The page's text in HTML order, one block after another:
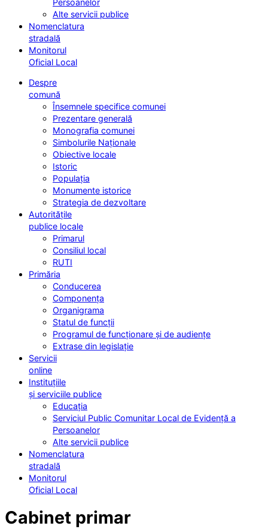
Alte servicii publice
Nomenclatura
stradală
Monitorul
Oficial Local
Despre
comună
Însemnele specifice comunei
Prezentare generală
Monografia comunei
Simbolurile Naționale
Obiective locale
Istoric
Populația
Monumente istorice
Strategia de dezvoltare
Autoritățile
publice locale
Primarul
Consiliul local
RUTI
Primăria
Conducerea
Componența
Organigrama
Statul de funcții
Programul de funcționare și de audiențe
Extrase din legislație
Servicii
online
Instituțiile
și serviciile publice
Educația
Serviciul Public Comunitar Local de Evidență a
Persoanelor
Alte servicii publice
Nomenclatura
stradală
Monitorul
Oficial Local
Cabinet primar